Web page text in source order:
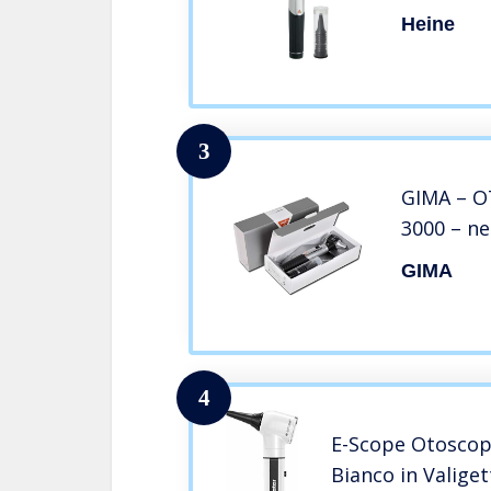
Heine
3
GIMA –
3000 –
GIMA
4
E-Scope
Bianco in